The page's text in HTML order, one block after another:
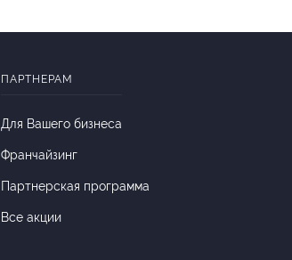
ПАРТНЕРАМ
Для Вашего бизнеса
Франчайзинг
Партнерская программа
Все акции